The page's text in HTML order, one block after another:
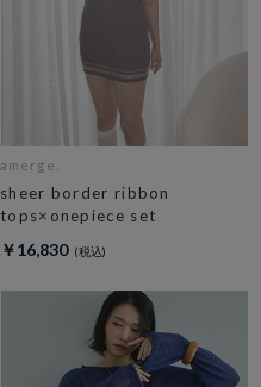
amerge.
sheer border ribbon
tops×onepiece set
￥16,830